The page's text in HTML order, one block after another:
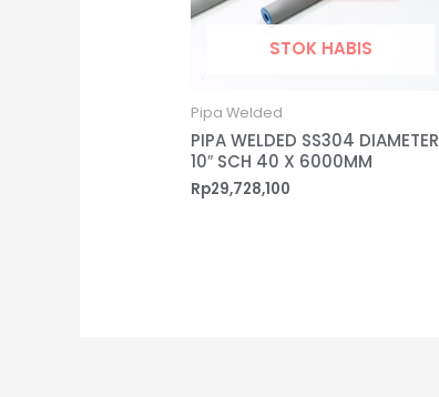
STOK HABIS
Pipa Welded
PIPA WELDED SS304 DIAMETER
10″ SCH 40 X 6000MM
Rp29,728,100